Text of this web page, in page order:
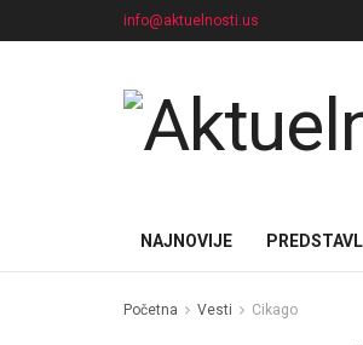
info@aktuelnosti.us
NAJNOVIJE
Početna Vesti Cikago